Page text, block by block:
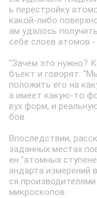
ь перестройку
какой-либо
ам удалось
себе слоев атомов
"Зачем это нужно?
бъект и говорят:
положить его на
а имеет какую-то
вух форм, и
бов.
Впоследствии,
заданных местах
ен "атомных
андарта измерений
ся
микроскопов.